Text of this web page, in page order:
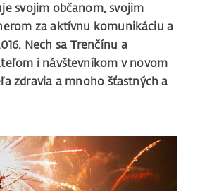
svojim občanom, svojim
za aktívnu komunikáciu a
Nech sa Trenčínu a
i návštevníkom v novom
zdravia a mnoho šťastných a